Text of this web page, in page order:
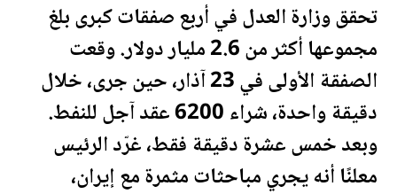
تحقق وزارة العدل في أربع صفقات كبرى بلغ
مجموعها أكثر من 2.6 مليار دولار. وقعت
الصفقة الأولى في 23 آذار، حين جرى، خلال
دقيقة واحدة، شراء 6200 عقد آجل للنفط.
وبعد خمس عشرة دقيقة فقط، غرّد الرئيس
معلنًا أنه يجري مباحثات مثمرة مع إيران،